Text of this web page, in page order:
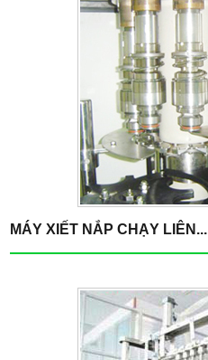
MÁY XIẾT NẮP CHẠY LIÊN...